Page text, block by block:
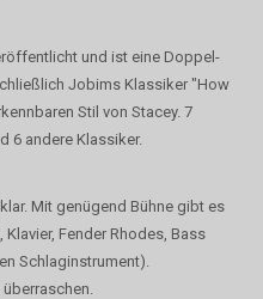
und ist eine Doppel-
Jobims Klassiker "How
Stil von Stacey. 7
6 andere Klassiker.
Mit genügend Bühne gibt es
Fender Rhodes, Bass
Schlaginstrument).